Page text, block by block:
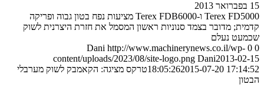
15 בפברואר 2013
Terex FD5000 ו-Terex FDB6000 מציעות נפח בטון גבוה ופריקה
קדמית; מדובר בצמד סנוניות ראשון המסמל את חזרת היצרנית לשוק
שכמעט נעלם
0
0
Dani http://www.machinerynews.co.il/wp-
content/uploads/2023/08/site-logo.png Dani2013-02-15
18:05:262015-07-20 17:14:52
טרקס מציגה: הקאמבק לשוק מערבלי
הבטון